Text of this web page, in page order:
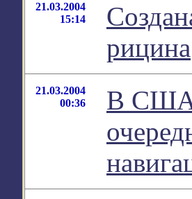
21.03.2004
15:14
рицина
21.03.2004
00:36
В США